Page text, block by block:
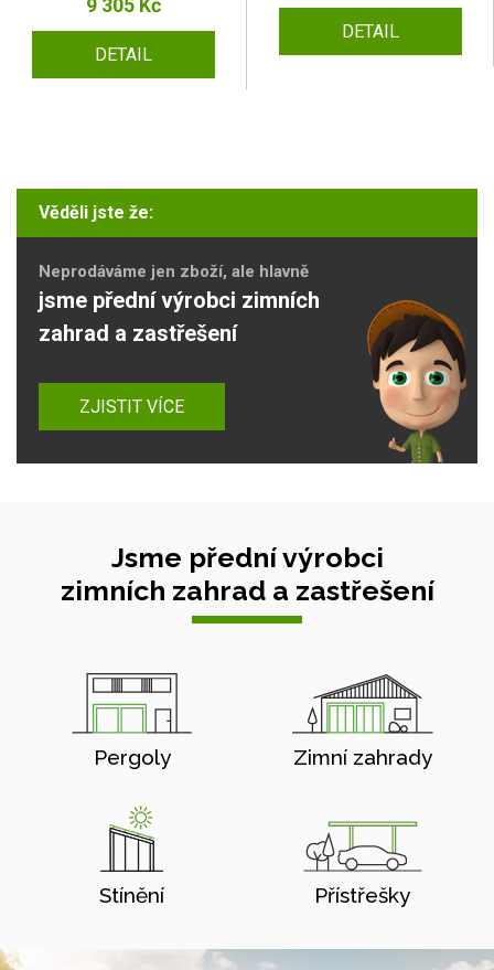
9 305 Kč
DETAIL
DETAIL
Věděli jste že:
Neprodáváme jen zboží, ale hlavně
jsme přední výrobci zimních
zahrad a zastřešení
ZJISTIT VÍCE
Jsme přední výrobci
zimních zahrad a zastřešení
Pergoly Zimní zahrady
Stínění Přístřešky